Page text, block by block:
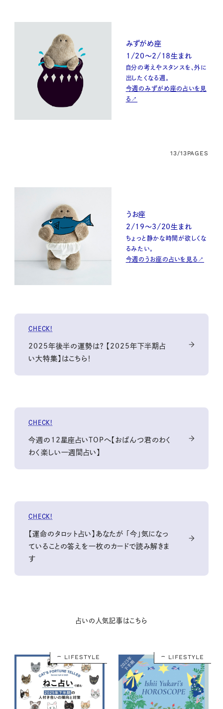
みずがめ座
1/20〜2/18生まれ
自分の考えやスタンスを、外に
出したくなる週。
今週のみずがめ座の占いを見
る↗
13/13PAGES
うお座
2/19〜3/20生まれ
ちょっと静かな時間が欲しくな
るみたい。
今週のうお座の占いを見る↗
CHECK!
2025年後半の運勢は？ 【2025年下半期占
い大特集】はこちら！
CHECK!
今週の12星座占いTOPへ【おぱんつ君のわく
わく楽しい一週間占い】
CHECK!
【運命のタロット占い】あなたが 「今」気になっ
ていることの答えを一枚のカードで読み解きま
す
占いの人気記事はこちら
LIFESTYLE LIFESTYLE